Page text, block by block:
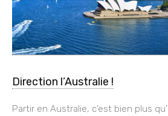
Direction l’Australie !
Partir en Australie, c’est bien plus